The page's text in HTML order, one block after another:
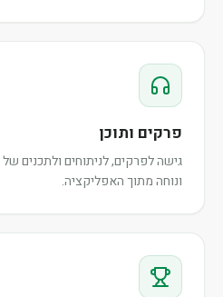
פרקים ותוכן
גישה לפרקים, לניתוחים ולתכנים
ונוחה מתוך האפליקציה.